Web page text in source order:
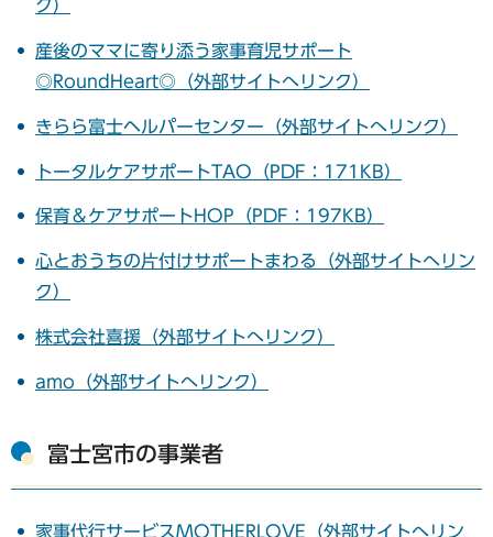
ク）
産後のママに寄り添う家事育児サポート
◎RoundHeart◎（外部サイトへリンク）
きらら富士ヘルパーセンター（外部サイトへリンク）
トータルケアサポートTAO（PDF：171KB）
保育＆ケアサポートHOP（PDF：197KB）
心とおうちの片付けサポートまわる（外部サイトへリン
ク）
株式会社喜援（外部サイトへリンク）
amo（外部サイトへリンク）
富士宮市の事業者
家事代行サービスMOTHERLOVE（外部サイトへリン